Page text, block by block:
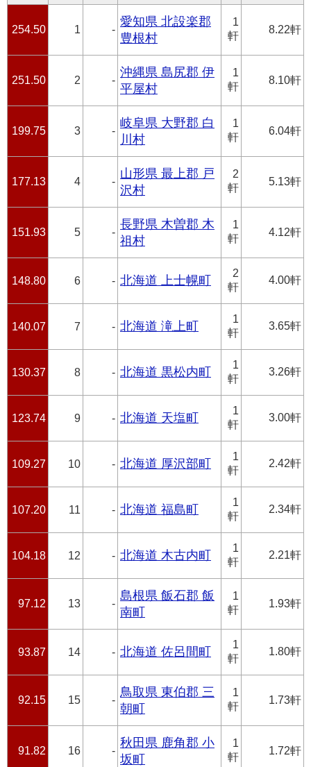
254.50 1 -
愛知県 北設楽郡
豊根村
1
軒
8.22軒
251.50 2 -
沖縄県 島尻郡 伊
平屋村
1
軒
8.10軒
199.75 3 -
岐阜県 大野郡 白
川村
1
軒
6.04軒
177.13 4 -
山形県 最上郡 戸
沢村
2
軒
5.13軒
151.93 5 -
長野県 木曽郡 木
祖村
1
軒
4.12軒
148.80 6 - 北海道 上士幌町
2
軒
4.00軒
140.07 7 - 北海道 滝上町
1
軒
3.65軒
130.37 8 - 北海道 黒松内町
1
軒
3.26軒
123.74 9 - 北海道 天塩町
1
軒
3.00軒
109.27 10 - 北海道 厚沢部町
1
軒
2.42軒
107.20 11 - 北海道 福島町
1
軒
2.34軒
104.18 12 - 北海道 木古内町
1
軒
2.21軒
97.12 13 -
島根県 飯石郡 飯
南町
1
軒
1.93軒
93.87 14 - 北海道 佐呂間町
1
軒
1.80軒
92.15 15 -
鳥取県 東伯郡 三
朝町
1
軒
1.73軒
91.82 16 -
秋田県 鹿角郡 小
坂町
1
軒
1.72軒